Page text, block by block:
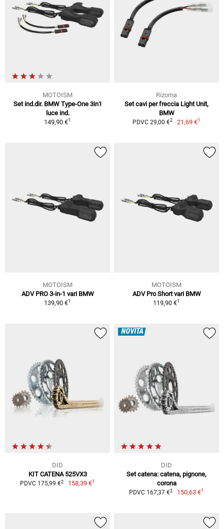
MOTOISM
Set ind.dir. BMW Type-One 3in1
luce ind.
149,90 €1
Rizoma
Set cavi per freccia Light Unit,
BMW
PDVC 29,00 €2 21,69 €1
MOTOISM
ADV PRO 3-in-1 vari BMW
139,90 €1
MOTOISM
ADV Pro Short vari BMW
119,90 €1
DID
KIT CATENA 525VX3
PDVC 175,99 €2 158,39 €1
NOVITÀ
DID
Set catena: catena, pignone,
corona
PDVC 167,37 €2 150,63 €1